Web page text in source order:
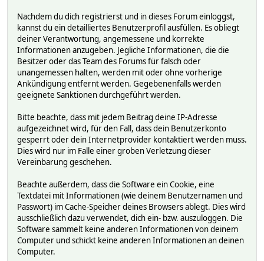
Nachdem du dich registrierst und in dieses Forum einloggst,
kannst du ein detailliertes Benutzerprofil ausfüllen. Es obliegt
deiner Verantwortung, angemessene und korrekte
Informationen anzugeben. Jegliche Informationen, die die
Besitzer oder das Team des Forums für falsch oder
unangemessen halten, werden mit oder ohne vorherige
Ankündigung entfernt werden. Gegebenenfalls werden
geeignete Sanktionen durchgeführt werden.
Bitte beachte, dass mit jedem Beitrag deine IP-Adresse
aufgezeichnet wird, für den Fall, dass dein Benutzerkonto
gesperrt oder dein Internetprovider kontaktiert werden muss.
Dies wird nur im Falle einer groben Verletzung dieser
Vereinbarung geschehen.
Beachte außerdem, dass die Software ein Cookie, eine
Textdatei mit Informationen (wie deinem Benutzernamen und
Passwort) im Cache-Speicher deines Browsers ablegt. Dies wird
ausschließlich dazu verwendet, dich ein- bzw. auszuloggen. Die
Software sammelt keine anderen Informationen von deinem
Computer und schickt keine anderen Informationen an deinen
Computer.